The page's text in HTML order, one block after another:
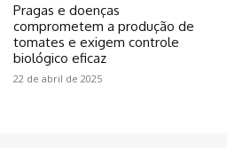
Pragas e doenças
comprometem a produção de
tomates e exigem controle
biológico eficaz
22 de abril de 2025